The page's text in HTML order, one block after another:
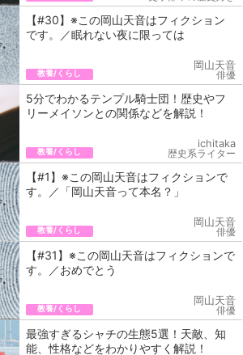
【#30】※この岡山天音はフィクション
です。／眠れない夜に限っては
教養/くらし
岡山天音
俳優
5分でわかるテンプル騎士団！歴史やフ
リーメイソンとの関係などを解説！
教養/くらし
ichitaka
歴史系ライター
【#1】※この岡山天音はフィクションで
す。／「岡山天音って本名？」
教養/くらし
岡山天音
俳優
【#31】※この岡山天音はフィクションで
す。／おめでとう
教養/くらし
岡山天音
俳優
最強すぎるシャチの生態5選！天敵、知
能、性格などをわかりやすく解説！